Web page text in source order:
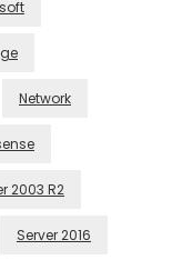
Network
2003 R2
Server 2016